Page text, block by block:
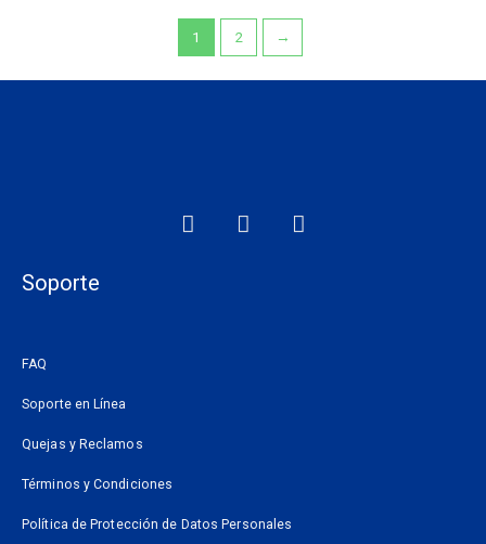
1 2 →
F
a
I
n
W
h
Soporte
FAQ
Soporte en Línea
Quejas y Reclamos
Términos y Condiciones
Política de Protección de Datos Personales